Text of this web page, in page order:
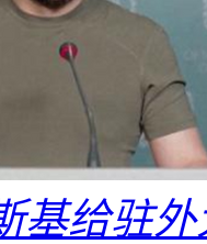
基给驻